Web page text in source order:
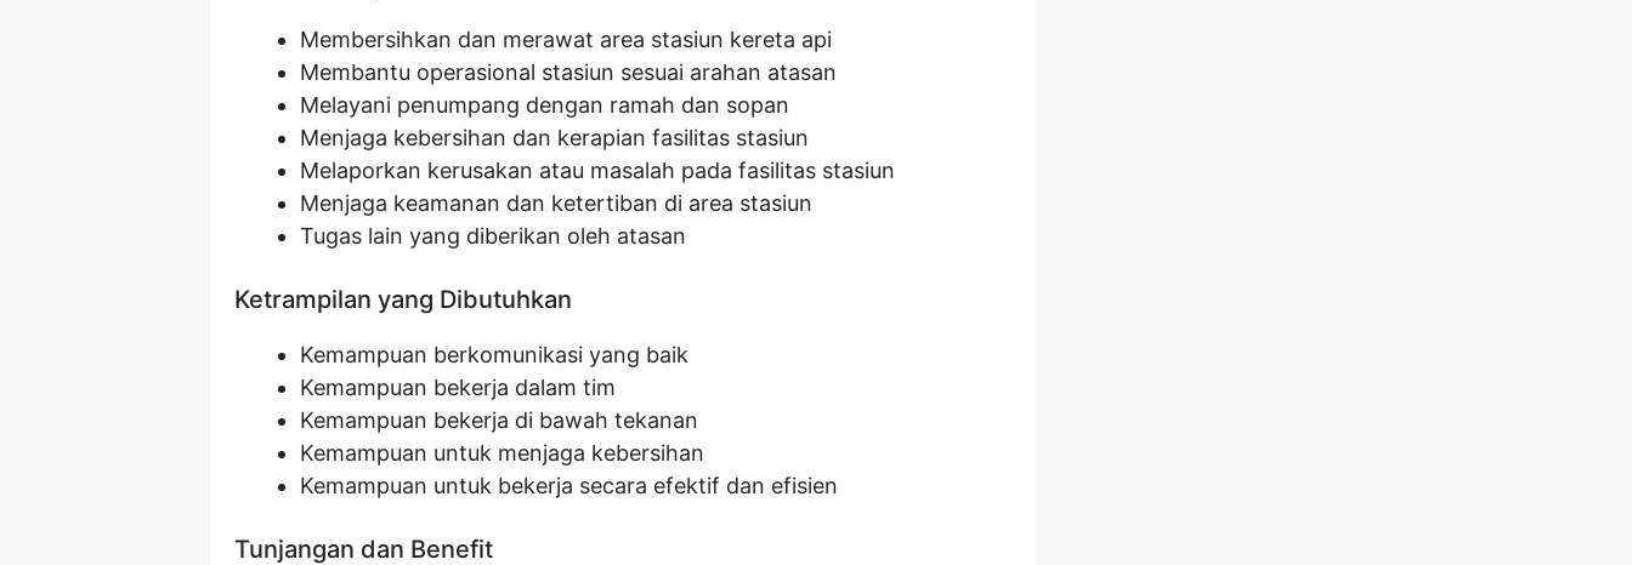
Membersihkan dan merawat area stasiun kereta api
Membantu operasional stasiun sesuai arahan atasan
Melayani penumpang dengan ramah dan sopan
Menjaga kebersihan dan kerapian fasilitas stasiun
Melaporkan kerusakan atau masalah pada fasilitas stasiun
Menjaga keamanan dan ketertiban di area stasiun
Tugas lain yang diberikan oleh atasan
Ketrampilan yang Dibutuhkan
Kemampuan berkomunikasi yang baik
Kemampuan bekerja dalam tim
Kemampuan bekerja di bawah tekanan
Kemampuan untuk menjaga kebersihan
Kemampuan untuk bekerja secara efektif dan efisien
Tunjangan dan Benefit